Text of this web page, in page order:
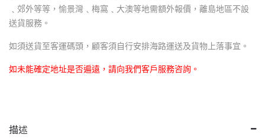
﹑郊外等等，愉景灣﹑梅窩﹑大澳等地需額外報價，離島地區不設
送貨服務。
如須送貨至客運碼頭，顧客須自行安排海路運送及貨物上落事宜。
如未能確定地址是否遍遠，請向我們客戶服務咨詢。
描述